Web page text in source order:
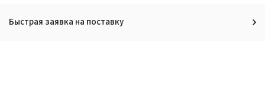
Быстрая заявка на поставку